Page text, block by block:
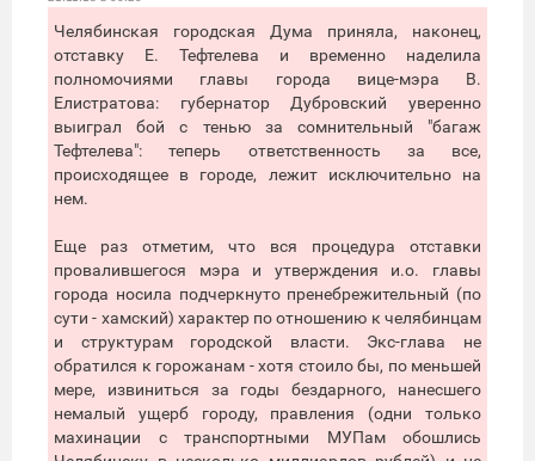
Челябинская городская Дума приняла, наконец,
отставку Е. Тефтелева и временно наделила
полномочиями главы города вице-мэра В.
Елистратова: губернатор Дубровский уверенно
выиграл бой с тенью за сомнительный "багаж
Тефтелева": теперь ответственность за все,
происходящее в городе, лежит исключительно на
нем.
Еще раз отметим, что вся процедура отставки
провалившегося мэра и утверждения и.о. главы
города носила подчеркнуто пренебрежительный (по
сути - хамский) характер по отношению к челябинцам
и структурам городской власти. Экс-глава не
обратился к горожанам - хотя стоило бы, по меньшей
мере, извиниться за годы бездарного, нанесшего
немалый ущерб городу, правления (одни только
махинации с транспортными МУПам обошлись